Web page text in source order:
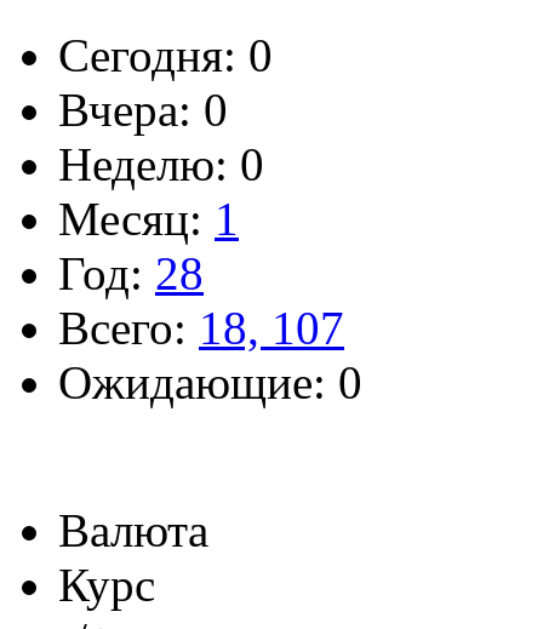
Сегодня: 0
Вчера: 0
Неделю: 0
Месяц: 1
Год: 28
Всего: 18, 107
Ожидающие: 0
Валюта
Курс